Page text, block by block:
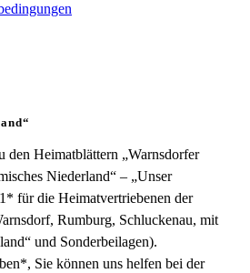
den Heimatblättern „Warnsdorfer
Niederland“ – „Unser
für die Heimatvertriebenen der
Rumburg, Schluckenau, mit
und Sonderbeilagen).
Sie können uns helfen bei der